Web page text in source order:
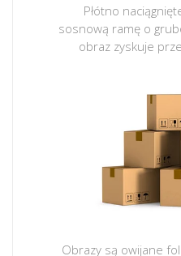
Płótno
sosnową ramę o
obraz zyskuje
Obrazy są owijane